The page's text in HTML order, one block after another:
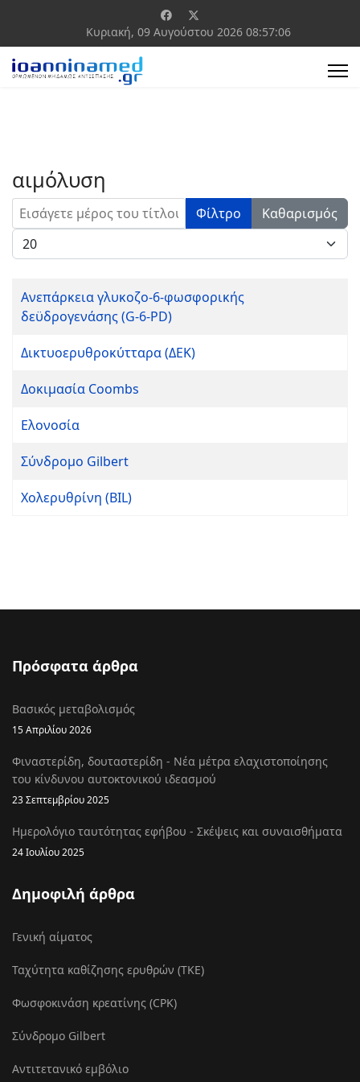
Κυριακή, 09 Αυγούστου 2026 08:57:06
αιμόλυση
Εισάγετε μέρος του τίτλου. Φίλτρο
Καθαρισμός
Εμφάνιση #
Ανεπάρκεια γλυκοζο-6-φωσφορικής
δεϋδρογενάσης (G-6-PD)
Δικτυοερυθροκύτταρα (ΔΕΚ)
Δοκιμασία Coombs
Ελονοσία
Σύνδρομο Gilbert
Χολερυθρίνη (BIL)
Πρόσφατα άρθρα
Βασικός μεταβολισμός
15 Απριλίου 2026
Φιναστερίδη, δουταστερίδη - Νέα μέτρα ελαχιστοποίησης
του κίνδυνου αυτοκτονικού ιδεασμού
23 Σεπτεμβρίου 2025
Ημερολόγιο ταυτότητας εφήβου - Σκέψεις και συναισθήματα
24 Ιουλίου 2025
Δημοφιλή άρθρα
Γενική αίματος
Ταχύτητα καθίζησης ερυθρών (ΤΚΕ)
Φωσφοκινάση κρεατίνης (CPK)
Σύνδρομο Gilbert
Αντιτετανικό εμβόλιο